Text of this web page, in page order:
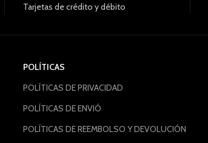
Tarjetas de crédito y débito
POLÍTICAS
POLÍTICAS DE PRIVACIDAD
POLÍTICAS DE ENVIÓ
POLÍTICAS DE REEMBOLSO Y DEVOLUCIÓN